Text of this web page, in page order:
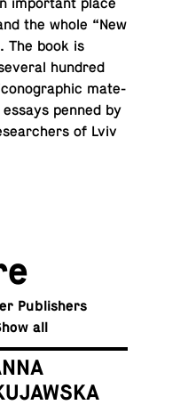
im­por­tant place
the whole “New
The book is
hundred
ma­te­
penned by
of Lviv
Publishers
all